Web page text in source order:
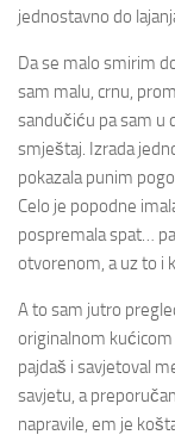
jednostavno do
Da se malo smirim
sam malu, crnu,
sandučiću pa sam u
smještaj. Izrada
pokazala punim
Celo je popodne
pospremala spat…
otvorenom, a uz to i
A to sam jutro
originalnom
pajdaš i savjetoval
savjetu, a
napravile, em je